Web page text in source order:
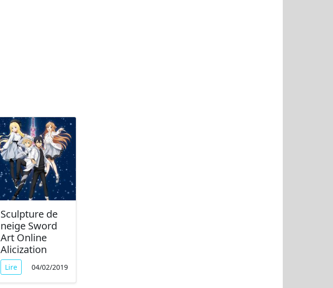
Sculpture de
neige Sword
Art Online
Alicization
Lire 04/02/2019